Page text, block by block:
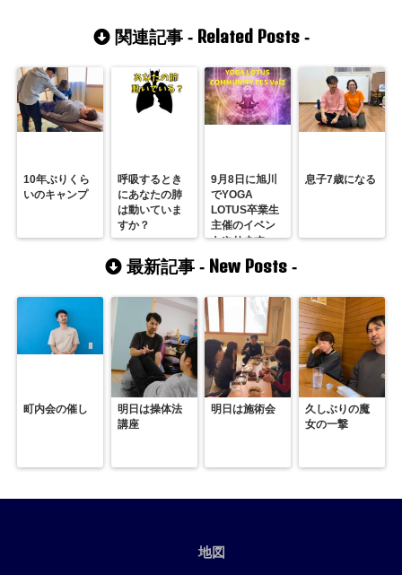
関連記事 - Related Posts-
10年ぶりくら
いのキャンプ
呼吸するとき
にあなたの肺
は動いていま
すか？
9月8日に旭川
でYOGA
LOTUS卒業生
主催のイベン
トやります。
息子7歳になる
最新記事 - New Posts -
町内会の催し
明日は操体法
講座
明日は施術会
久しぶりの魔
女の一撃
地図